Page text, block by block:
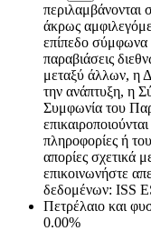
περιλαμβάνονται
άκρως
επίπεδο σύμφωνα
παραβιάσεις
μεταξύ άλλων, η
την ανάπτυξη, η
Συμφωνία του
πληροφορίες ή
απορίες σχετικά
επικοινωνήστε
δεδομένων: ISS
Πετρέλαιο και
0.00%